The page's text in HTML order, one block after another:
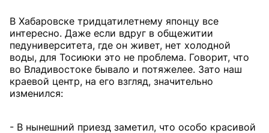
В Хабаровске тридцатилетнему японцу все
интересно. Даже если вдруг в общежитии
педуниверситета, где он живет, нет холодной
воды, для Тосиюки это не проблема. Говорит, что
во Владивостоке бывало и потяжелее. Зато наш
краевой центр, на его взгляд, значительно
изменился:
- В нынешний приезд заметил, что особо красивой